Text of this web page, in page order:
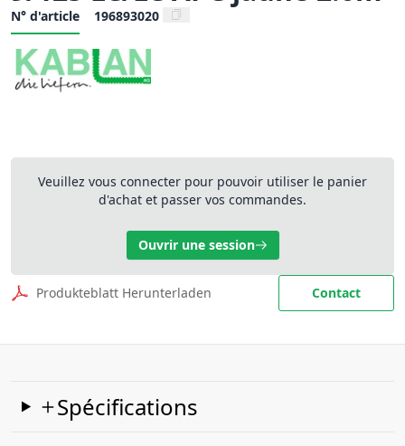
N° d'article 196893020
Veuillez vous connecter pour pouvoir utiliser le panier
d'achat et passer vos commandes.
Ouvrir une session
Produkteblatt Herunterladen Contact
Spécifications